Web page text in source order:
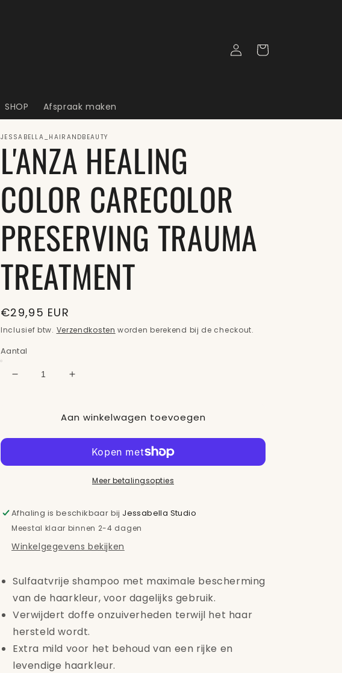
SHOP Afspraak maken
Inloggen
Winkelwagen
JESSABELLA_HAIRANDBEAUTY
L'ANZA HEALING
COLOR CARECOLOR
PRESERVING TRAUMA
TREATMENT
Normale
prijs
€29,95 EUR
Inclusief btw. Verzendkosten worden berekend bij de checkout.
Aantal
Aantal
L&#39;ANZA
PRESERVING
Aantal
L&#39;ANZA
CARECOLOR
PRESERVING
TRAUMA
Aan winkelwagen toevoegen
Meer betalingsopties
Afhaling is beschikbaar bij Jessabella Studio
Meestal klaar binnen 2-4 dagen
Winkelgegevens bekijken
Sulfaatvrije shampoo met maximale bescherming
van de haarkleur, voor dagelijks gebruik.
Verwijdert doffe onzuiverheden terwijl het haar
hersteld wordt.
Extra mild voor het behoud van een rijke en
levendige haarkleur.